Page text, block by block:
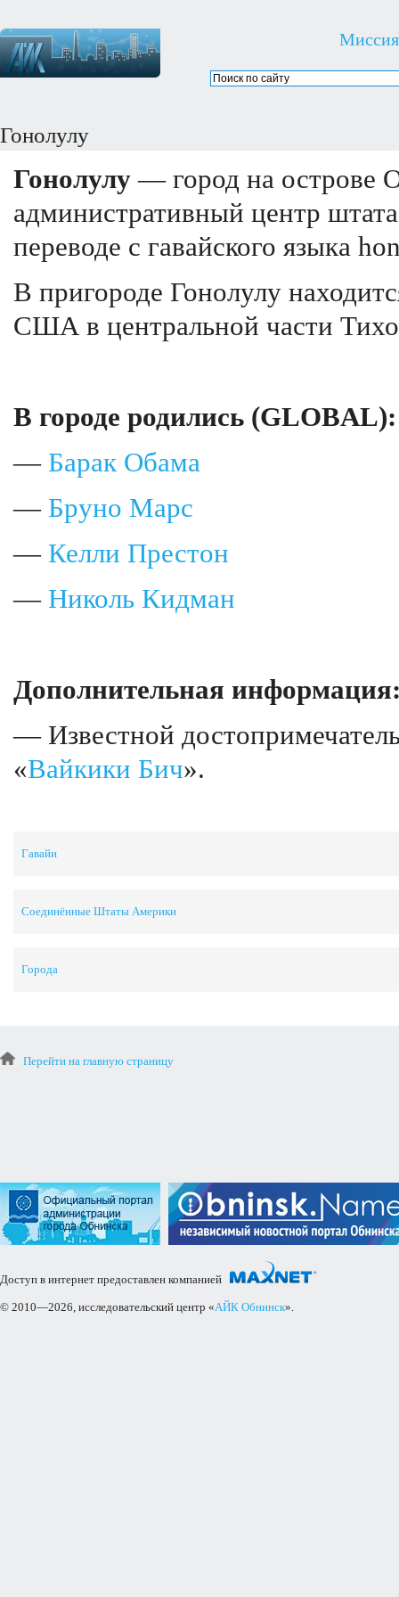
Миссия
Гонолулу
Гонолулу — город на острове
административный центр
переводе с гавайского языка
В пригороде Гонолулу
США в центральной части
В городе родились (GLOBAL):
— Барак Обама
— Бруно Марс
— Келли Престон
— Николь Кидман
Дополнительная
— Известной
«Вайкики Бич».
Гавайи
Соединённые Штаты Америки
Города
Перейти на главную страницу
Доступ в интернет предоставлен компанией
© 2010—2026, исследовательский центр «АЙК Обнинск».